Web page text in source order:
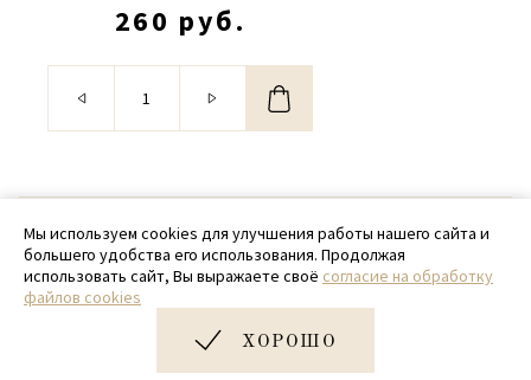
260 руб.
© 2020 - 2026 SamPack
+ 7 (918) 699-97-87
zakaz@sampack.store
Дизайн и разработка сайта
Мы используем cookies для улучшения работы нашего сайта и
большего удобства его использования. Продолжая
использовать сайт, Вы выражаете своё согласие на обработку
файлов cookies
ХОРОШО